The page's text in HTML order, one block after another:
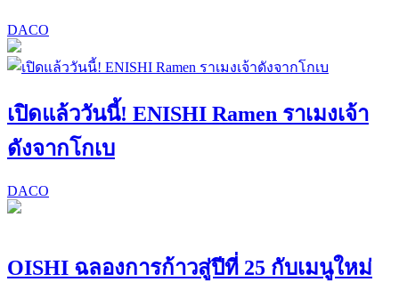
DACO
เปิดแล้ววันนี้! ENISHI Ramen ราเมงเจ้า
ดังจากโกเบ
DACO
OISHI ฉลองการก้าวสู่ปีที่ 25 กับเมนูใหม่